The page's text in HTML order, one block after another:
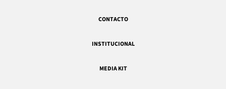
CONTACTO
INSTITUCIONAL
MEDIA KIT